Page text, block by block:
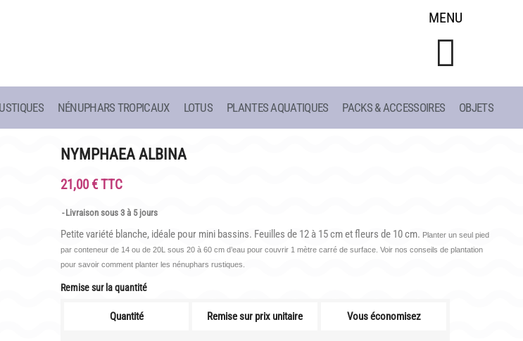
MENU
ET ACCÈS
ESTIVALES
HISTOIRE
LATOUR-MARLIAC
CONSEILS
NÉNUPHARS TROPICAUX LOTUS PLANTES AQUATIQUES PACKS & ACCESSOIRES OBJETS
NYMPHAEA ALBINA
21,00 € TTC
Livraison sous 3 à 5 jours
Petite variété blanche, idéale pour mini bassins. Feuilles de 12 à 15 cm et fleurs de 10 cm. Planter un seul pied
par conteneur de 14 ou de 20L sous 20 à 60 cm d’eau pour couvrir 1 mètre carré de surface. Voir nos conseils de plantation
pour savoir comment planter les nénuphars rustiques.
Remise sur la quantité
Quantité Remise sur prix unitaire Vous économisez